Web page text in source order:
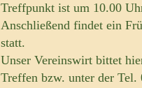
Treffpunkt ist um 10.00
Anschließend findet ein
statt.
Unser Vereinswirt bittet
Treffen bzw. unter der